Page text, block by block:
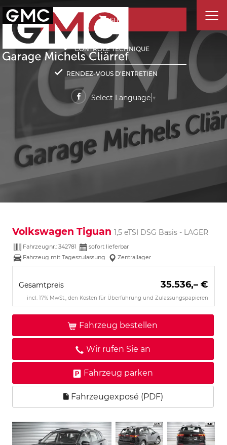
SHOP
CONTRÔLE TECHNIQUE
RENDEZ-VOUS D'ENTRETIEN
Select Language ▼
Volkswagen Tiguan 1,5 eTSI DSG Basis - LAGER
Fahrzeugnr.: 342781
sofort lieferbar
Fahrzeug mit Tageszulassung
Zentrallager
Gesamtpreis 35.536,– €
incl. 17% MwSt., den Kosten für Überführung und Zulassungspapieren
Fahrzeug bestellen
Wir rufen Sie an
Fahrzeug parken
Fahrzeugexposé (PDF)